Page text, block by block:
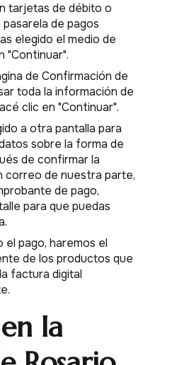
tarjetas de débito o
de pagos
elegido el medio de
"Continuar".
de Confirmación de
toda la información de
clic en "Continuar".
a otra pantalla para
sobre la forma de
de confirmar la
correo de nuestra parte,
de pago,
para que puedas
pago, haremos el
de los productos que
factura digital
la